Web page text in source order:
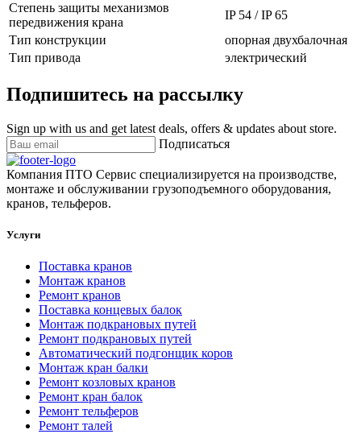
Степень защиты механизмов
передвижения крана
IP 54 / IP 65
Тип конструкции
опорная двухбалочная
Тип привода
электрический
Подпишитесь на рассылку
Sign up with us and get latest deals, offers & updates about store.
Подписаться
Компания ПТО Сервис специализируется на производстве,
монтаже и обслуживании грузоподъемного оборудования,
кранов, тельферов.
Услуги
Поставка кранов
Монтаж кранов
Ремонт кранов
Поставка концевых балок
Монтаж подкрановых путей
Ремонт подкрановых путей
Автоматический подгонщик коров
Монтаж кран балки
Ремонт козловых кранов
Ремонт кран балок
Ремонт тельферов
Ремонт талей